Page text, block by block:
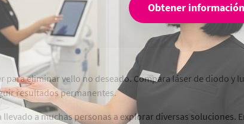
Obtener información
para eliminar vello no deseado. Compara láser de diodo
resultados permanentes.
a muchas personas a explorar diversas